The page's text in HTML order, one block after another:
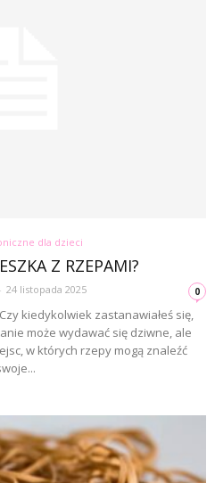
dla dzieci
Z RZEPAMI?
- 24 listopada 2025 0
kiedykolwiek zastanawiałeś się,
może wydawać się dziwne, ale
w których rzepy mogą znaleźć